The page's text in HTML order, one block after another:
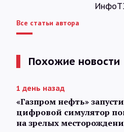
Все статьи автора
Похожие новости
1 день назад
«Газпром нефть»
цифровой симулятор
на зрелых